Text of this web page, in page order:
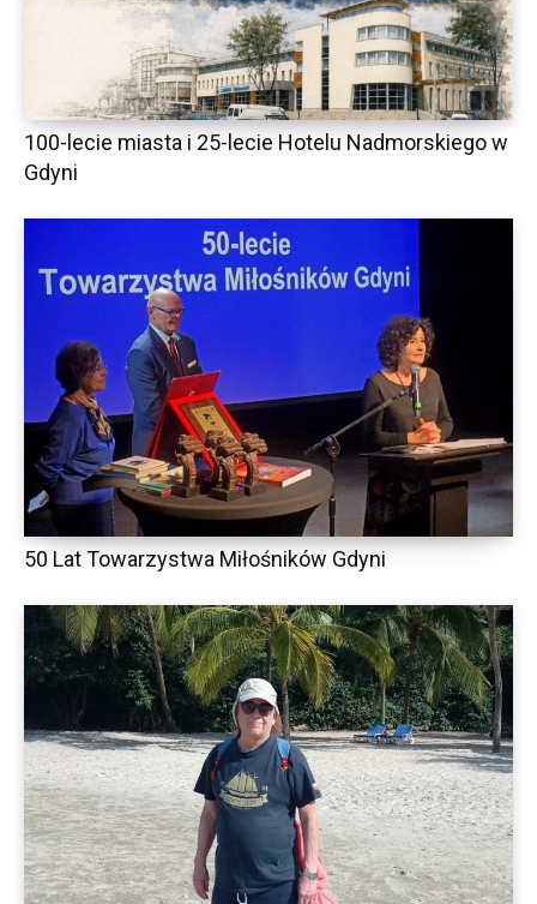
100-lecie miasta i 25-lecie Hotelu Nadmorskiego w
Gdyni
50 Lat Towarzystwa Miłośników Gdyni